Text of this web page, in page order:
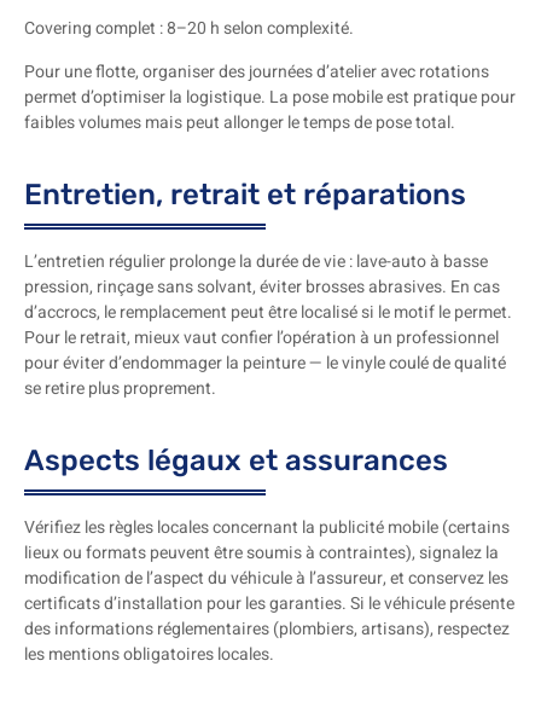
Covering complet : 8–20 h selon complexité.
Pour une flotte, organiser des journées d’atelier avec rotations
permet d’optimiser la logistique. La pose mobile est pratique pour
faibles volumes mais peut allonger le temps de pose total.
Entretien, retrait et réparations
L’entretien régulier prolonge la durée de vie : lave-auto à basse
pression, rinçage sans solvant, éviter brosses abrasives. En cas
d’accrocs, le remplacement peut être localisé si le motif le permet.
Pour le retrait, mieux vaut confier l’opération à un professionnel
pour éviter d’endommager la peinture — le vinyle coulé de qualité
se retire plus proprement.
Aspects légaux et assurances
Vérifiez les règles locales concernant la publicité mobile (certains
lieux ou formats peuvent être soumis à contraintes), signalez la
modification de l’aspect du véhicule à l’assureur, et conservez les
certificats d’installation pour les garanties. Si le véhicule présente
des informations réglementaires (plombiers, artisans), respectez
les mentions obligatoires locales.